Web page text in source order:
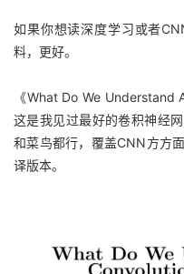
如果你想读深度学习或者
料，更好。
《What Do We Understand
这是我见过最好的卷积神经
和菜鸟都行，覆盖CNN方方
译版本。